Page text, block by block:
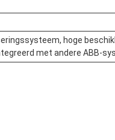
hoge
met andere ABB-